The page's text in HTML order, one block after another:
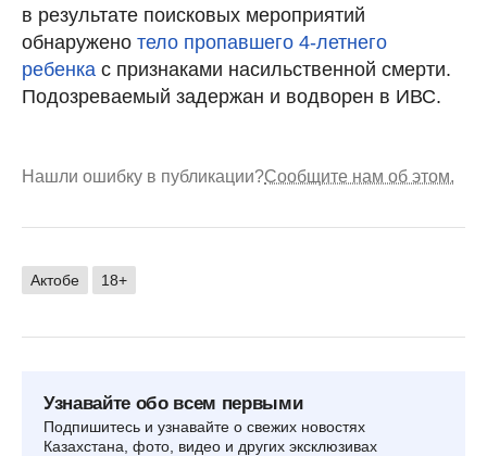
в результате поисковых мероприятий
обнаружено тело пропавшего 4-летнего
ребенка с признаками насильственной смерти.
Подозреваемый задержан и водворен в ИВС.
Нашли ошибку в публикации?Сообщите нам об этом.
Актобе 18+
Узнавайте обо всем первыми
Подпишитесь и узнавайте о свежих новостях
Казахстана, фото, видео и других эксклюзивах